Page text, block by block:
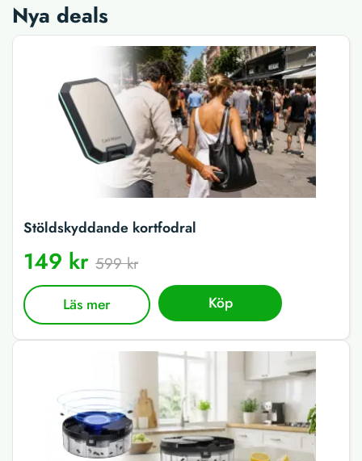
Nya deals
Stöldskyddande kortfodral
149 kr 599 kr
Läs mer Köp